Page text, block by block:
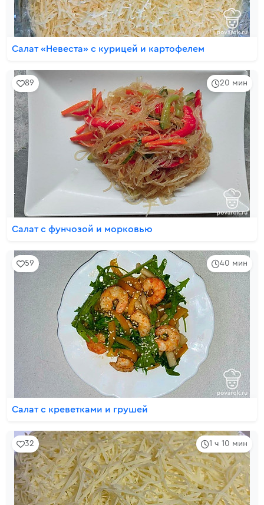
Салат «Невеста» с курицей и картофелем
20 мин
89
Салат с фунчозой и морковью
40 мин
59
Салат с креветками и грушей
1 ч 10 мин
32